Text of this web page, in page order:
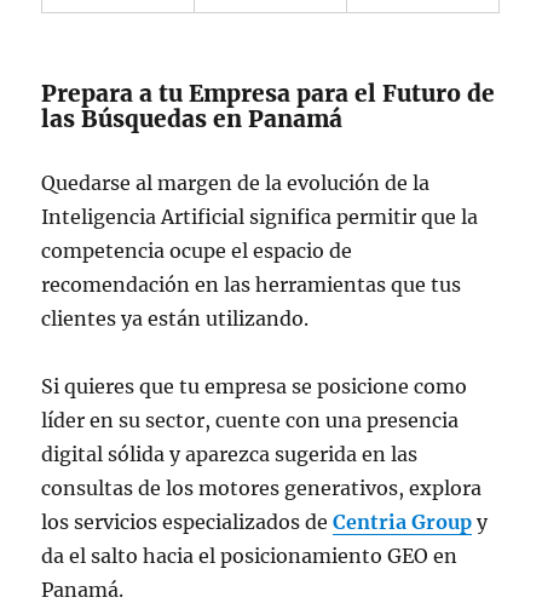
Prepara a tu Empresa para el Futuro de
las Búsquedas en Panamá
Quedarse al margen de la evolución de la
Inteligencia Artificial significa permitir que la
competencia ocupe el espacio de
recomendación en las herramientas que tus
clientes ya están utilizando.
Si quieres que tu empresa se posicione como
líder en su sector, cuente con una presencia
digital sólida y aparezca sugerida en las
consultas de los motores generativos, explora
los servicios especializados deCentria Group y
da el salto hacia el posicionamiento GEO en
Panamá.